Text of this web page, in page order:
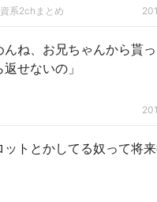
系2chまとめ
ね、お兄ちゃんから貰
せないの」
トとかしてる奴って将